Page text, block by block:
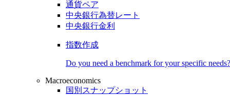
通貨ペア
中央銀行為替レート
中央銀行金利
指数作成
Do you need a benchmark for your specific needs?
Macroeconomics
国別スナップショット